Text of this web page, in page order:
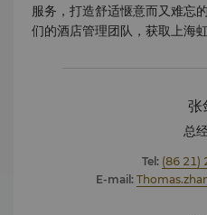
服务，打造舒适惬意而又难忘
们的酒店管理团队，获取上海
张
总
Tel: (86 21)
E-mail: